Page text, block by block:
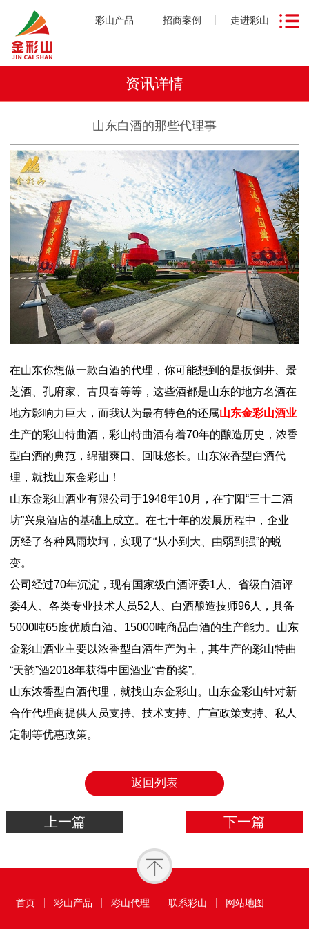
彩山产品 招商案例 走进彩山
资讯详情
山东白酒的那些代理事
在山东你想做一款白酒的代理，你可能想到的是扳倒井、景
芝酒、孔府家、古贝春等等，这些酒都是山东的地方名酒在
地方影响力巨大，而我认为最有特色的还属山东金彩山酒业
生产的彩山特曲酒，彩山特曲酒有着70年的酿造历史，浓香
型白酒的典范，绵甜爽口、回味悠长。山东浓香型白酒代
理，就找山东金彩山！
山东金彩山酒业有限公司于1948年10月，在宁阳“三十二酒
坊”兴泉酒店的基础上成立。在七十年的发展历程中，企业
历经了各种风雨坎坷，实现了“从小到大、由弱到强”的蜕
变。
公司经过70年沉淀，现有国家级白酒评委1人、省级白酒评
委4人、各类专业技术人员52人、白酒酿造技师96人，具备
5000吨65度优质白酒、15000吨商品白酒的生产能力。山东
金彩山酒业主要以浓香型白酒生产为主，其生产的彩山特曲
“天韵”酒2018年获得中国酒业“青酌奖”。
山东浓香型白酒代理，就找山东金彩山。山东金彩山针对新
合作代理商提供人员支持、技术支持、广宣政策支持、私人
定制等优惠政策。
返回列表
上一篇 下一篇
首页 彩山产品 彩山代理 联系彩山 网站地图